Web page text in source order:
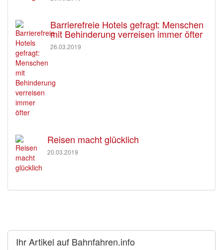
Barrierefreie Hotels gefragt: Menschen
mit Behinderung verreisen immer öfter
26.03.2019
Reisen macht glücklich
20.03.2019
Ihr Artikel auf Bahnfahren.info